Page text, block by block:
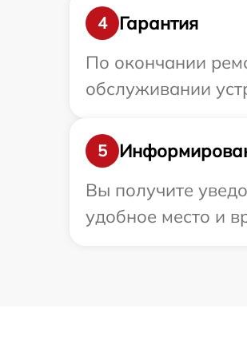
4
Гарантия
По окончании
обслуживании
5
Вы получите
удобное место и